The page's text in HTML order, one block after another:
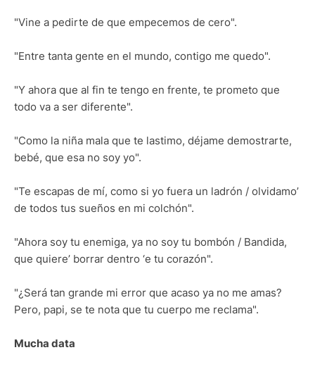
"Vine a pedirte de que empecemos de cero".
"Entre tanta gente en el mundo, contigo me quedo".
"Y ahora que al fin te tengo en frente, te prometo que
todo va a ser diferente".
"Como la niña mala que te lastimo, déjame demostrarte,
bebé, que esa no soy yo".
"Te escapas de mí, como si yo fuera un ladrón / olvidamo’
de todos tus sueños en mi colchón".
"Ahora soy tu enemiga, ya no soy tu bombón / Bandida,
que quiere’ borrar dentro ‘e tu corazón".
"¿Será tan grande mi error que acaso ya no me amas?
Pero, papi, se te nota que tu cuerpo me reclama".
Mucha data